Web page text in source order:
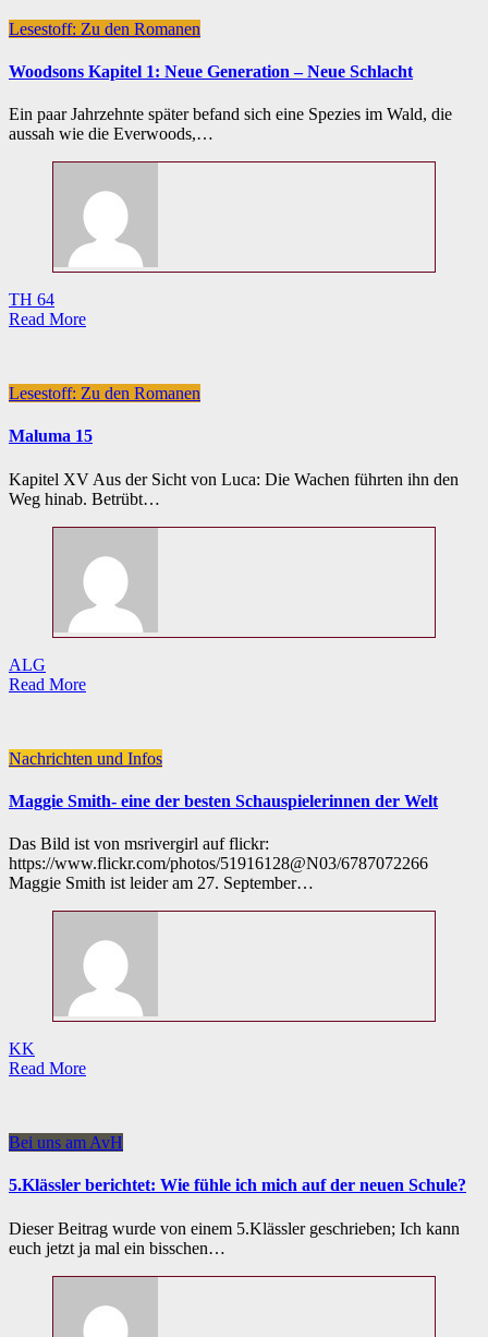
Lesestoff: Zu den Romanen
Woodsons Kapitel 1: Neue Generation – Neue Schlacht
Ein paar Jahrzehnte später befand sich eine Spezies im Wald, die
aussah wie die Everwoods,…
TH 64
Read More
Lesestoff: Zu den Romanen
Maluma 15
Kapitel XV Aus der Sicht von Luca: Die Wachen führten ihn den
Weg hinab. Betrübt…
ALG
Read More
Nachrichten und Infos
Maggie Smith- eine der besten Schauspielerinnen der Welt
Das Bild ist von msrivergirl auf flickr:
https://www.flickr.com/photos/51916128@N03/6787072266
Maggie Smith ist leider am 27. September…
KK
Read More
Bei uns am AvH
5.Klässler berichtet: Wie fühle ich mich auf der neuen Schule?
Dieser Beitrag wurde von einem 5.Klässler geschrieben; Ich kann
euch jetzt ja mal ein bisschen…